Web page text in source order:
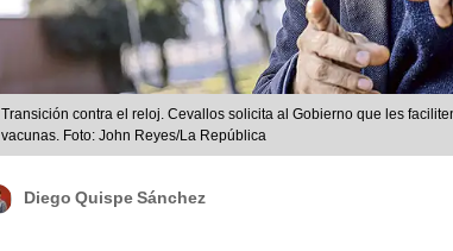
Transición contra el reloj. Cevallos solicita al Gobierno que les
vacunas. Foto: John Reyes/La República
Diego Quispe Sánchez